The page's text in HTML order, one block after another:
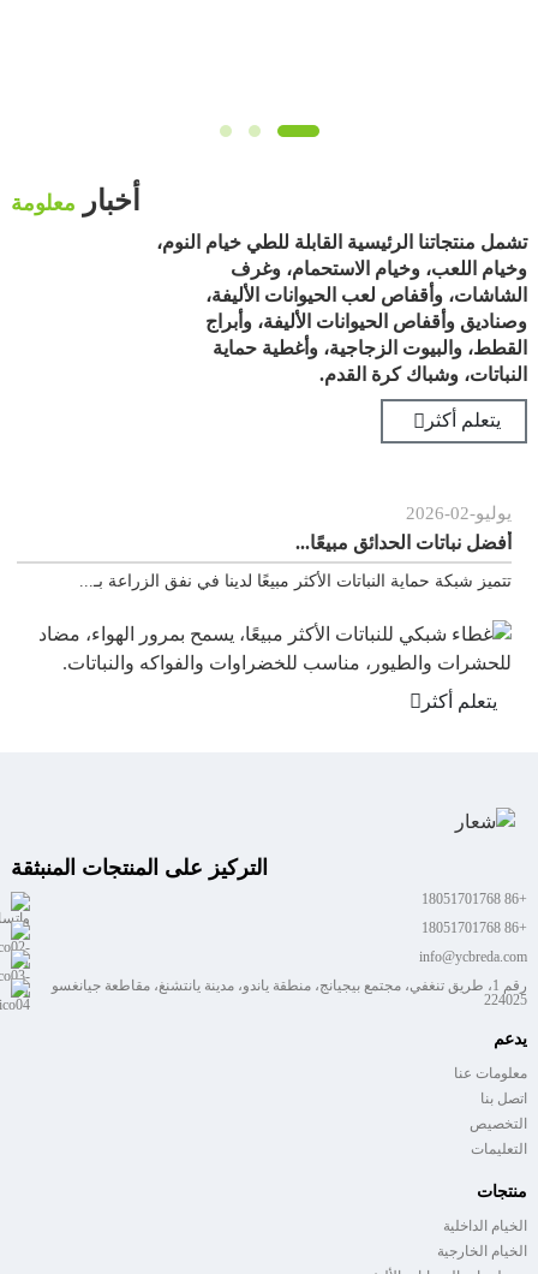
أخبار معلومة
تشمل منتجاتنا الرئيسية القابلة للطي خيام النوم،
وخيام اللعب، وخيام الاستحمام، وغرف
الشاشات، وأقفاص لعب الحيوانات الأليفة،
وصناديق وأقفاص الحيوانات الأليفة، وأبراج
القطط، والبيوت الزجاجية، وأغطية حماية
النباتات، وشباك كرة القدم.
يتعلم أكثر
يتعلم أكثر
يوليو-
02
-
2026
أفضل نباتات الحدائق مبيعًا...
تتميز شبكة حماية النباتات الأكثر مبيعًا لدينا في نفق الزراعة بـ...
التركيز على المنتجات المنبثقة
+86 18051701768
+86 18051701768
info@ycbreda.com
رقم 1، طريق تنغفي، مجتمع بيجيانج، منطقة ياندو، مدينة يانتشنغ، مقاطعة جيانغسو
224025
يدعم
معلومات عنا
اتصل بنا
التخصيص
التعليمات
منتجات
الخيام الداخلية
الخيام الخارجية